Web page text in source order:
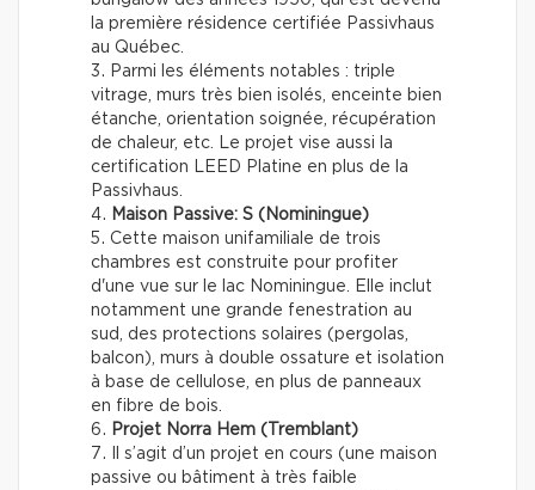
la première résidence certifiée Passivhaus
au Québec.
Parmi les éléments notables : triple
vitrage, murs très bien isolés, enceinte bien
étanche, orientation soignée, récupération
de chaleur, etc. Le projet vise aussi la
certification LEED Platine en plus de la
Passivhaus.
Maison Passive: S (Nominingue)
Cette maison unifamiliale de trois
chambres est construite pour profiter
d'une vue sur le lac Nominingue. Elle inclut
notamment une grande fenestration au
sud, des protections solaires (pergolas,
balcon), murs à double ossature et isolation
à base de cellulose, en plus de panneaux
en fibre de bois.
Projet Norra Hem (Tremblant)
Il s’agit d’un projet en cours (une maison
passive ou bâtiment à très faible